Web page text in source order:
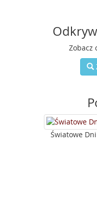
Zobacz
Światowe